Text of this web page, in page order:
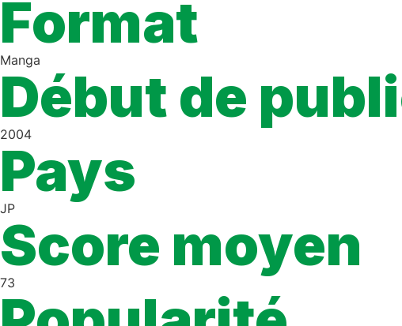
Format
Manga
Début de
2004
Pays
JP
Score moyen
73